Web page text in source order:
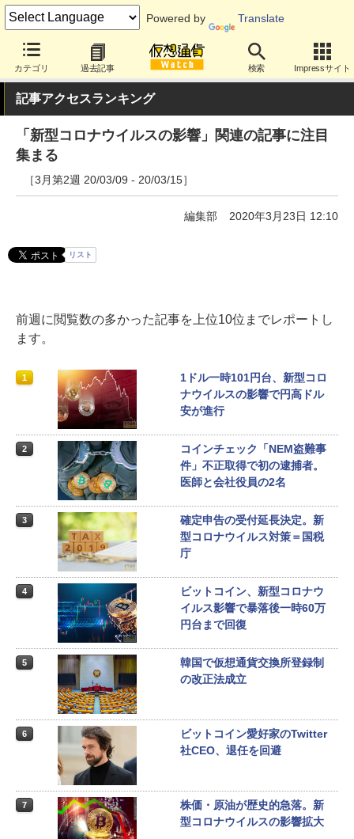
Powered by Translate
カテゴリ 過去記事 検索 Impressサイト
記事アクセスランキング
「新型コロナウイルスの影響」関連の記事に注目
集まる
［3月第2週 20/03/09 - 20/03/15］
編集部 2020年3月23日 12:10
リスト
前週に閲覧数の多かった記事を上位10位までレポートし
ます。
1
1ドル一時101円台、新型コロ
ナウイルスの影響で円高ドル
安が進行
2
コインチェック「NEM盗難事
件」不正取得で初の逮捕者。
医師と会社役員の2名
3
確定申告の受付延長決定。新
型コロナウイルス対策＝国税
庁
4
ビットコイン、新型コロナウ
イルス影響で暴落後一時60万
円台まで回復
5
韓国で仮想通貨交換所登録制
の改正法成立
6
ビットコイン愛好家のTwitter
社CEO、退任を回避
7
株価・原油が歴史的急落。新
型コロナウイルスの影響拡大